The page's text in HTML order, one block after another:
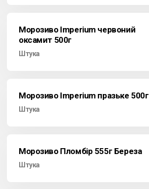
Морозиво Imperium червоний
оксамит 500г
Штука
Морозиво Imperium празьке 500г
Штука
Морозиво Пломбір 555г Береза
Штука